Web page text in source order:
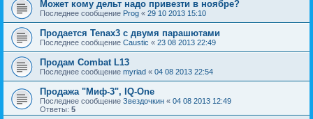
Может кому дельт надо привезти в ноябре?
Последнее сообщение Prog « 29 10 2013 15:10
Продается Tenax3 с двумя парашютами
Последнее сообщение Caustic « 23 08 2013 22:49
Продам Combat L13
Последнее сообщение myriad « 04 08 2013 22:54
Продажа "Миф-3", IQ-One
Последнее сообщение Звездочкин « 04 08 2013 12:49
Ответы: 5